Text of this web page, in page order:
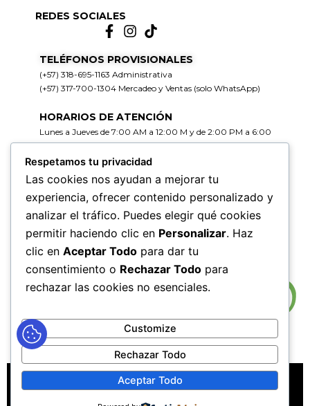
REDES SOCIALES
TELÉFONOS PROVISIONALES
(+57) 318-695-1163 Administrativa
(+57) 317-700-1304 Mercadeo y Ventas (solo WhatsApp)
HORARIOS DE ATENCIÓN
Lunes a Jueves de 7:00 AM a 12:00 M y de 2:00 PM a 6:00
PM
Viernes de 7:00 AM a 12:00 M y de 2:00 PM a 5:00 PM
HORARIOS DE RADICACIÓN DE
CORRESPONDENCIA
Lunes a Jueves de 7:30 AM a 11:30 AM y de 2:00 PM a 5:00
PM
Viernes de 7:30 AM a 11:30 PM y de 2:00 PM a 4:00 PM
MAPA DEL SITIOPOLÍTICAS DE PRIVACIDAD
Respetamos tu privacidad
Las cookies nos ayudan a mejorar tu
experiencia, ofrecer contenido personalizado y
analizar el tráfico. Puedes elegir qué cookies
permitir haciendo clic en Personalizar. Haz
clic en Aceptar Todo para dar tu
consentimiento o Rechazar Todo para
rechazar las cookies no esenciales.
Customize
Rechazar Todo
Aceptar Todo